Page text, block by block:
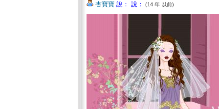
杏寶寶 說： 說： (14 年 以前)